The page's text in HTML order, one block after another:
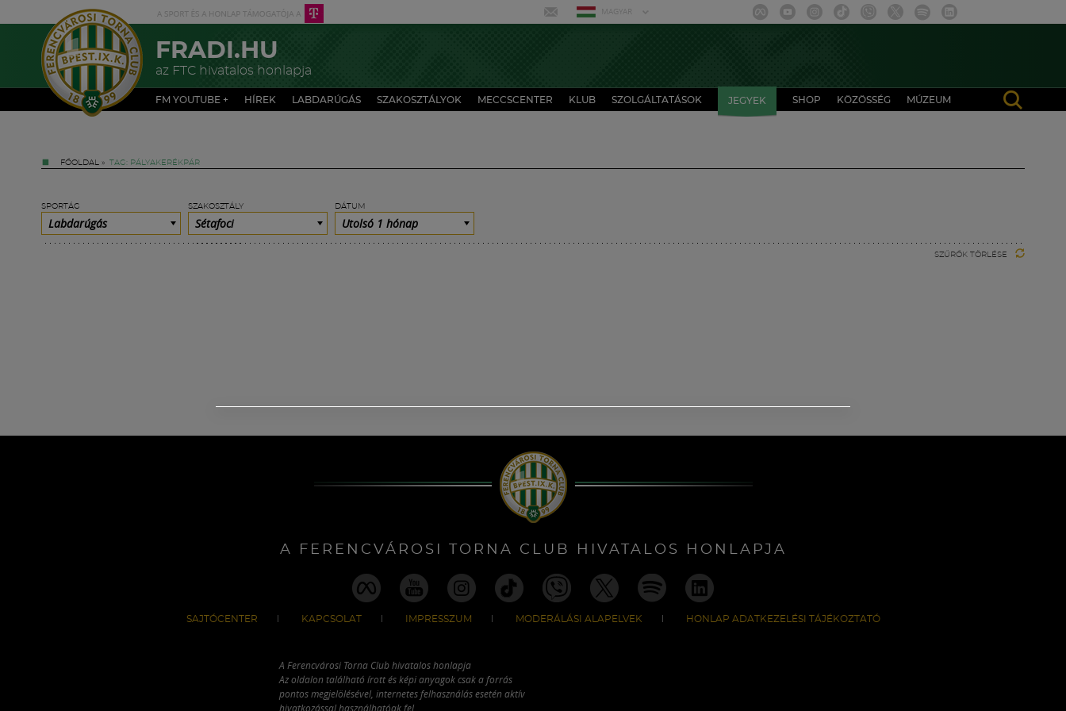
MAGYAR
FRADI.HU
az FTC hivatalos honlapja
FM YOUTUBE + HÍREK LABDARÚGÁS SZAKOSZTÁLYOK MECCSCENTER KLUB SZOLGÁLTATÁSOK JEGYEK SHOP KÖZÖSSÉG MÚZEUM
FŐOLDAL » TAG: PÁLYAKERÉKPÁR
SPORTÁG
Labdarúgás
SZAKOSZTÁLY
Sétafoci
DÁTUM
Utolsó 1 hónap
SZŰRŐK TÖRLÉSE
A FERENCVÁROSI TORNA CLUB HIVATALOS HONLAPJA
SAJTÓCENTER KAPCSOLAT IMPRESSZUM MODERÁLÁSI ALAPELVEK HONLAP ADATKEZELÉSI TÁJÉKOZTATÓ
A Ferencvárosi Torna Club hivatalos honlapja
Az oldalon található írott és képi anyagok csak a forrás
pontos megjelölésével, internetes felhasználás esetén aktív
hivatkozással használhatóak fel.